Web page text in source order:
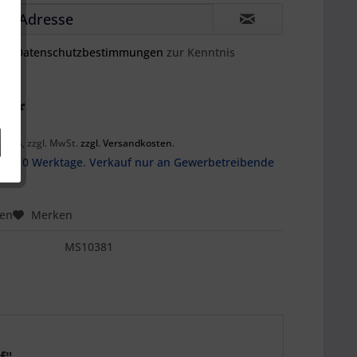
Datenschutzbestimmungen zur Kenntnis
*
zzgl. MwSt.zzgl. Versandkosten.
10 Werktage. Verkauf nur an Gewerbetreibende
Merken
MS10381